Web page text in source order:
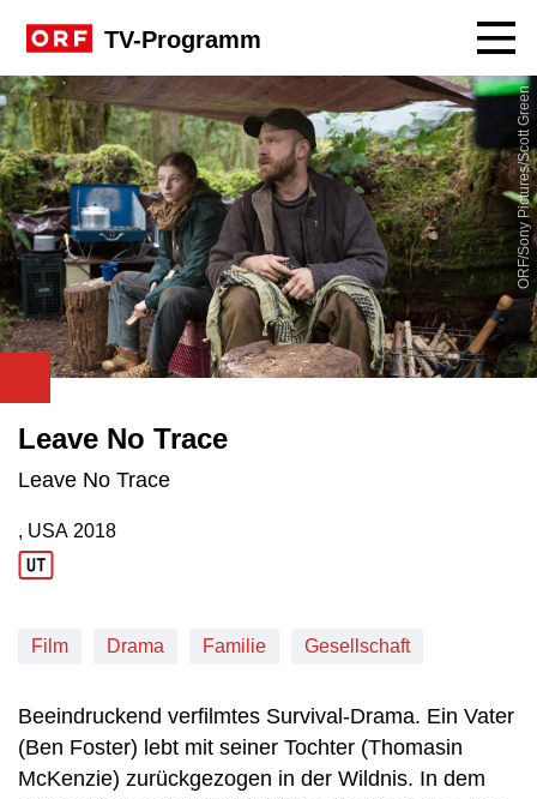
TV-Programm
ORF/Sony Pictures/Scott Green
Leave No Trace
Leave No Trace
Produktionsland: USA
, USA
Produktionsjahr: 2018
2018
Film Drama Familie Gesellschaft
Beeindruckend verfilmtes Survival-Drama. Ein Vater
(Ben Foster) lebt mit seiner Tochter (Thomasin
McKenzie) zurückgezogen in der Wildnis. In dem